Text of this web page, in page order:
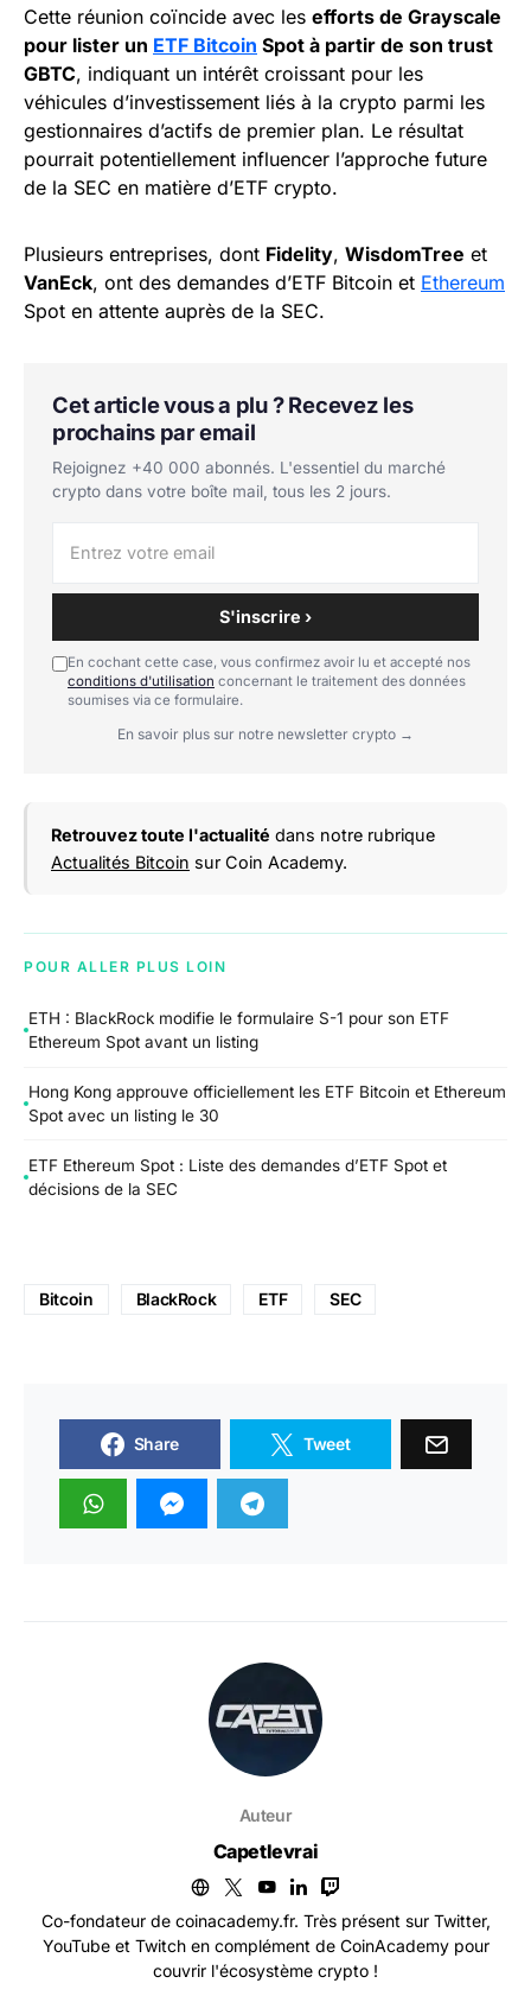
Cette réunion coïncide avec les efforts de Grayscale
pour lister un ETF Bitcoin Spot à partir de son trust
GBTC, indiquant un intérêt croissant pour les
véhicules d’investissement liés à la crypto parmi les
gestionnaires d’actifs de premier plan. Le résultat
pourrait potentiellement influencer l’approche future
de la SEC en matière d’ETF crypto.
Plusieurs entreprises, dont Fidelity, WisdomTree et
VanEck, ont des demandes d’ETF Bitcoin et Ethereum
Spot en attente auprès de la SEC.
Cet article vous a plu ? Recevez les
prochains par email
Rejoignez +40 000 abonnés. L'essentiel du marché
crypto dans votre boîte mail, tous les 2 jours.
S'inscrire ›
En cochant cette case, vous confirmez avoir lu et accepté nos
conditions d'utilisation concernant le traitement des données
soumises via ce formulaire.
En savoir plus sur notre newsletter crypto →
Retrouvez toute l'actualité dans notre rubrique
Actualités Bitcoin sur Coin Academy.
POUR ALLER PLUS LOIN
ETH : BlackRock modifie le formulaire S-1 pour son ETF
Ethereum Spot avant un listing
Hong Kong approuve officiellement les ETF Bitcoin et Ethereum
Spot avec un listing le 30
ETF Ethereum Spot : Liste des demandes d’ETF Spot et
décisions de la SEC
Bitcoin BlackRock ETF SEC
Share Tweet
Auteur
Capetlevrai
Co-fondateur de coinacademy.fr. Très présent sur Twitter,
YouTube et Twitch en complément de CoinAcademy pour
couvrir l'écosystème crypto !